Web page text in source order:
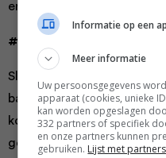
er wezen toch?
#4 Stilletjes (g)aan
Sluip jij altijd op je tenen
bang bent iemand wakker
kop koffie, want deWMF
geluid. De uitslapers in
Informatie op een
Meer informatie
Uw persoonsgegevens
apparaat (cookies, unieke
kan worden opgeslagen
332 partners of specifiek
en onze partners kunnen
gebruiken. Lijst met